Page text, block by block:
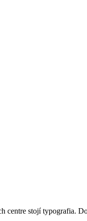
centre stojí typografia.